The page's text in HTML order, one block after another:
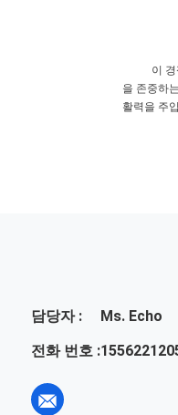
이
을 존중하
활력을 주
담당자 :
Ms. Echo
전화 번호 :